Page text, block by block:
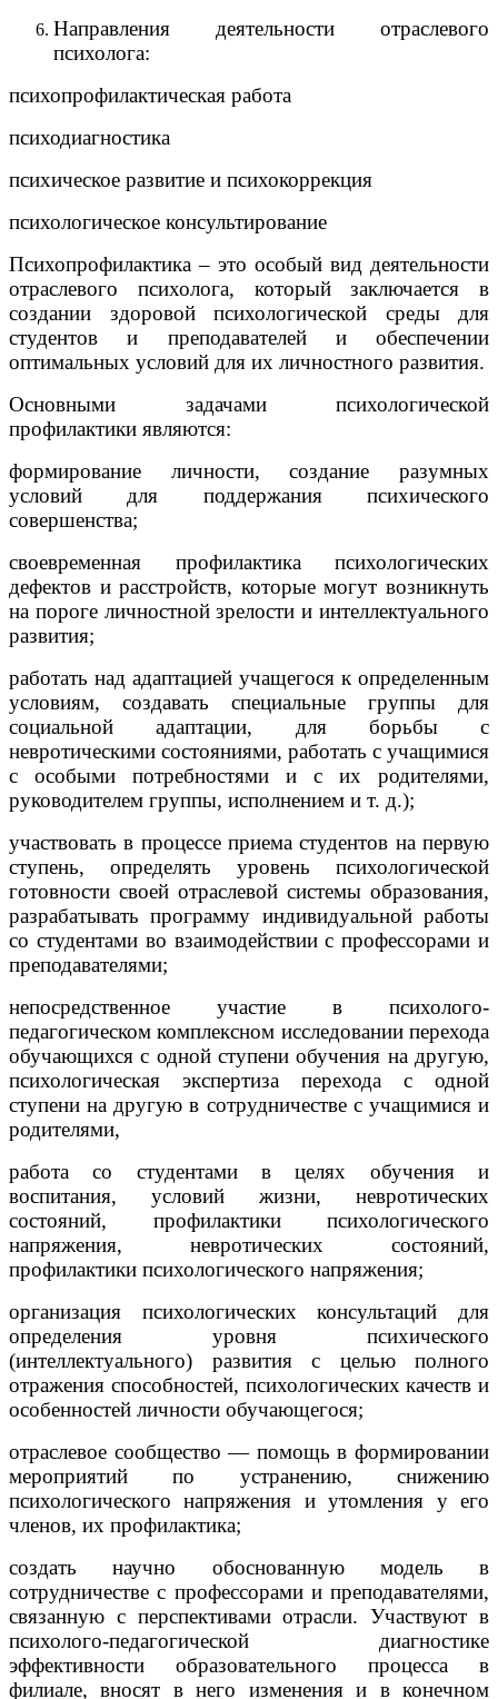
Направления деятельности отраслевого
психолога:
психопрофилактическая работа
психодиагностика
психическое развитие и психокоррекция
психологическое консультирование
Психопрофилактика – это особый вид деятельности
отраслевого психолога, который заключается в
создании здоровой психологической среды для
студентов и преподавателей и обеспечении
оптимальных условий для их личностного развития.
Основными задачами психологической
профилактики являются:
формирование личности, создание разумных
условий для поддержания психического
совершенства;
своевременная профилактика психологических
дефектов и расстройств, которые могут возникнуть
на пороге личностной зрелости и интеллектуального
развития;
работать над адаптацией учащегося к определенным
условиям, создавать специальные группы для
социальной адаптации, для борьбы с
невротическими состояниями, работать с учащимися
с особыми потребностями и с их родителями,
руководителем группы, исполнением и т. д.);
участвовать в процессе приема студентов на первую
ступень, определять уровень психологической
готовности своей отраслевой системы образования,
разрабатывать программу индивидуальной работы
со студентами во взаимодействии с профессорами и
преподавателями;
непосредственное участие в психолого-
педагогическом комплексном исследовании перехода
обучающихся с одной ступени обучения на другую,
психологическая экспертиза перехода с одной
ступени на другую в сотрудничестве с учащимися и
родителями,
работа со студентами в целях обучения и
воспитания, условий жизни, невротических
состояний, профилактики психологического
напряжения, невротических состояний,
профилактики психологического напряжения;
организация психологических консультаций для
определения уровня психического
(интеллектуального) развития с целью полного
отражения способностей, психологических качеств и
особенностей личности обучающегося;
отраслевое сообщество — помощь в формировании
мероприятий по устранению, снижению
психологического напряжения и утомления у его
членов, их профилактика;
создать научно обоснованную модель в
сотрудничестве с профессорами и преподавателями,
связанную с перспективами отрасли. Участвуют в
психолого-педагогической диагностике
эффективности образовательного процесса в
филиале, вносят в него изменения и в конечном